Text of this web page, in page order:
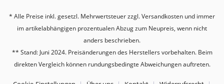
* Alle Preise inkl. gesetzl. Mehrwertsteuer zzgl.Versandkosten und immer
im artikelabhängigen prozentualen Abzug zum Neupreis, wenn nicht
anders beschrieben.
** Stand: Juni 2024. Preisänderungen des Herstellers vorbehalten. Beim
direkten Vergleich können rundungsbedingte Abweichungen auftreten.